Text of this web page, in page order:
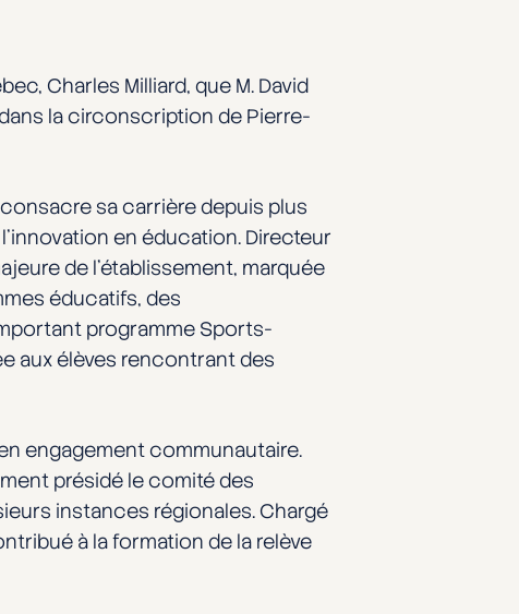
Charles Milliard, que M. David
la circonscription de Pierre-
sa carrière depuis plus
en éducation. Directeur
de l’établissement, marquée
éducatifs, des
programme Sports-
aux élèves rencontrant des
engagement communautaire.
présidé le comité des
instances régionales. Chargé
à la formation de la relève